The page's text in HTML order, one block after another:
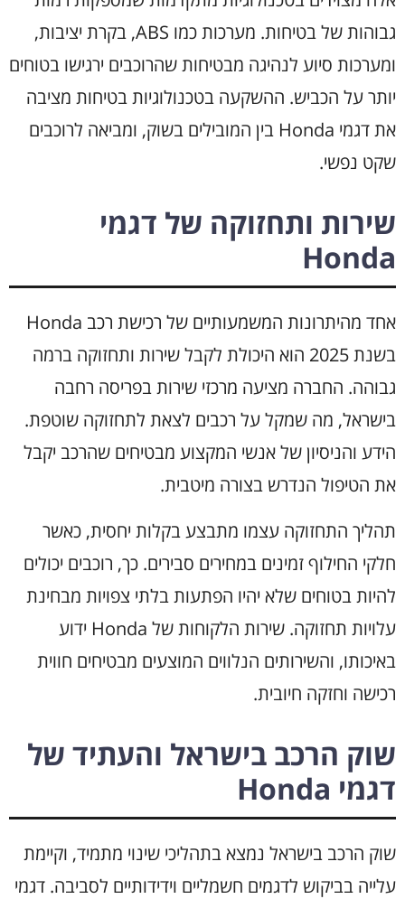
גבוהות של בטיחות. מערכות כמו ABS, בקרת יציבות,
ומערכות סיוע לנהיגה מבטיחות שהרוכבים ירגישו בטוחים
יותר על הכביש. ההשקעה בטכנולוגיות בטיחות מציבה
את דגמי Honda בין המובילים בשוק, ומביאה לרוכבים
שקט נפשי.
שירות ותחזוקה של דגמי
Honda
אחד מהיתרונות המשמעותיים של רכישת רכב Honda
בשנת 2025 הוא היכולת לקבל שירות ותחזוקה ברמה
גבוהה. החברה מציעה מרכזי שירות בפריסה רחבה
בישראל, מה שמקל על רכבים לצאת לתחזוקה שוטפת.
הידע והניסיון של אנשי המקצוע מבטיחים שהרכב יקבל
את הטיפול הנדרש בצורה מיטבית.
תהליך התחזוקה עצמו מתבצע בקלות יחסית, כאשר
חלקי החילוף זמינים במחירים סבירים. כך, רוכבים יכולים
להיות בטוחים שלא יהיו הפתעות בלתי צפויות מבחינת
עלויות תחזוקה. שירות הלקוחות של Honda ידוע
באיכותו, והשירותים הנלווים המוצעים מבטיחים חווית
רכישה וחזקה חיובית.
שוק הרכב בישראל והעתיד של
דגמי Honda
שוק הרכב בישראל נמצא בתהליכי שינוי מתמיד, וקיימת
עלייה בביקוש לדגמים חשמליים וידידותיים לסביבה. דגמי